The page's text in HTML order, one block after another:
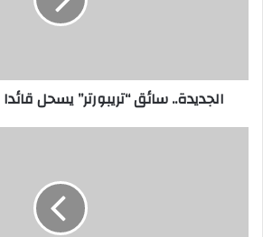
الجديدة.. سائق “تريبورتر” يسحل قائدا